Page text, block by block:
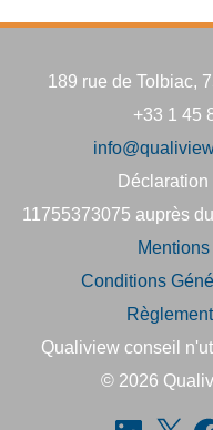
189 rue de Tolbiac,
+33 1 45
Déclaration
11755373075 auprès
Conditions
Qualiview conseil
© 2026